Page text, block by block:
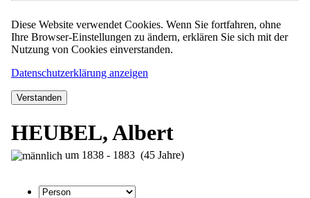
Diese Website verwendet Cookies. Wenn Sie fortfahren, ohne
Ihre Browser-Einstellungen zu ändern, erklären Sie sich mit der
Nutzung von Cookies einverstanden.
Datenschutzerklärung anzeigen
Verstanden
HEUBEL, Albert
um 1838 - 1883 (45 Jahre)